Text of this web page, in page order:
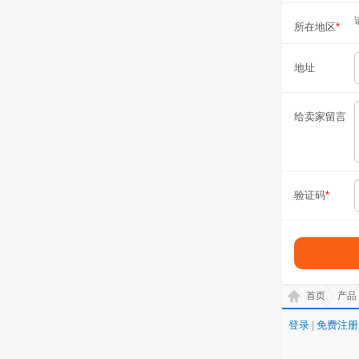
所在地区*
地址
给卖家留言
验证码*
首页 产品
登录 免费注册